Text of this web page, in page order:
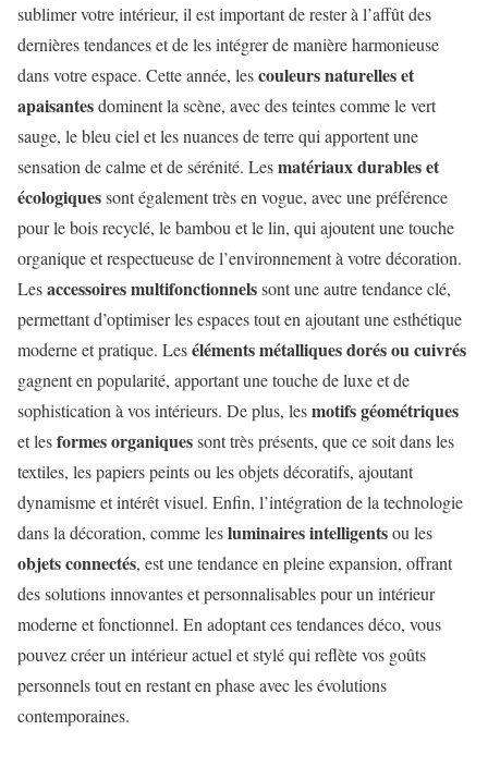
sublimer votre intérieur, il est important de rester à l’affût des
dernières tendances et de les intégrer de manière harmonieuse
dans votre espace. Cette année, lescouleurs naturelles et
apaisantesdominent la scène, avec des teintes comme le vert
sauge, le bleu ciel et les nuances de terre qui apportent une
sensation de calme et de sérénité. Lesmatériaux durables et
écologiquessont également très en vogue, avec une préférence
pour le bois recyclé, le bambou et le lin, qui ajoutent une touche
organique et respectueuse de l’environnement à votre décoration.
Lesaccessoires multifonctionnelssont une autre tendance clé,
permettant d’optimiser les espaces tout en ajoutant une esthétique
moderne et pratique. Leséléments métalliques dorés ou cuivrés
gagnent en popularité, apportant une touche de luxe et de
sophistication à vos intérieurs. De plus, lesmotifs géométriques
et lesformes organiquessont très présents, que ce soit dans les
textiles, les papiers peints ou les objets décoratifs, ajoutant
dynamisme et intérêt visuel. Enfin, l’intégration de la technologie
dans la décoration, comme lesluminaires intelligentsou les
objets connectés, est une tendance en pleine expansion, offrant
des solutions innovantes et personnalisables pour un intérieur
moderne et fonctionnel. En adoptant ces tendances déco, vous
pouvez créer un intérieur actuel et stylé qui reflète vos goûts
personnels tout en restant en phase avec les évolutions
contemporaines.